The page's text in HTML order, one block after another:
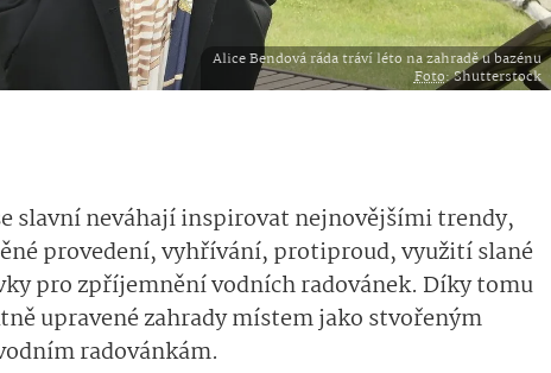
Alice Bendová ráda tráví léto na zahradě u bazénu
Foto: Shutterstock
slavní neváhají inspirovat nejnovějšími trendy,
provedení, vyhřívání, protiproud, využití slané
pro zpříjemnění vodních radovánek. Díky tomu
upravené zahrady místem jako stvořeným
radovánkám.